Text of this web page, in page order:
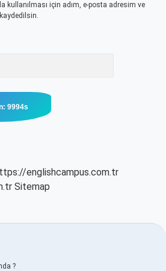
kullanılması için adım, e-posta adresim ve
englishcampus.com.tr
Sitemap
?